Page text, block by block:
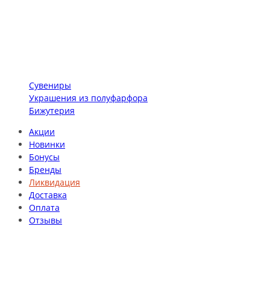
Сувениры
Украшения из полуфарфора
Бижутерия
Акции
Новинки
Бонусы
Бренды
Ликвидация
Доставка
Оплата
Отзывы